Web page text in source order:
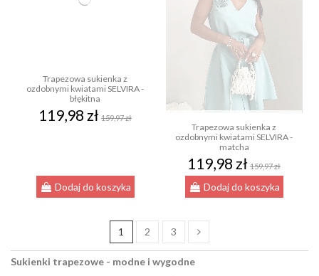
Trapezowa sukienka z
ozdobnymi kwiatami SELVIRA -
błękitna
119,98 zł 159,97 zł
Dodaj do koszyka
Trapezowa sukienka z
ozdobnymi kwiatami SELVIRA -
matcha
119,98 zł 159,97 zł
Dodaj do koszyka
1 2 3
Sukienki trapezowe - modne i wygodne